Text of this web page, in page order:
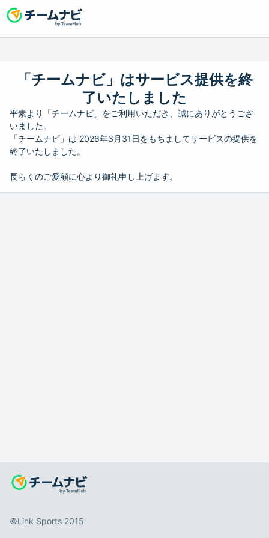
「チームナビ」はサービス提供を終
了いたしました
平素より「チームナビ」をご利用いただき、誠にありがとうござ
いました。
「チームナビ」は 2026年3月31日をもちましてサービスの提供を
終了いたしました。
長らくのご愛顧に心より御礼申し上げます。
©️Link Sports 2015